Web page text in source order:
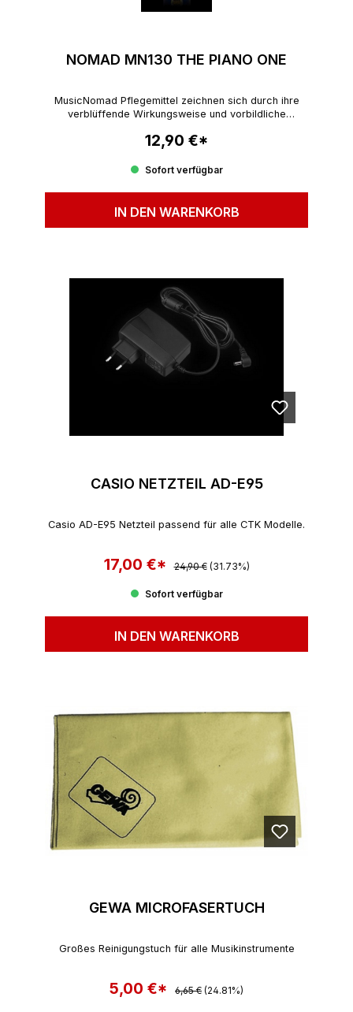
NOMAD MN130 THE PIANO ONE
MusicNomad Pflegemittel zeichnen sich durch ihre
verblüffende Wirkungsweise und vorbildliche
Regulärer Preis:
12,90 €*
Sofort verfügbar
IN DEN WARENKORB
CASIO NETZTEIL AD-E95
Casio AD-E95 Netzteil passend für alle CTK Modelle.
Verkaufspreis:
17,00 €* Regulärer Preis:
24,90 € (31.73%)
Sofort verfügbar
IN DEN WARENKORB
GEWA MICROFASERTUCH
Großes Reinigungstuch für alle Musikinstrumente
Verkaufspreis:
5,00 €* Regulärer Preis:
6,65 € (24.81%)